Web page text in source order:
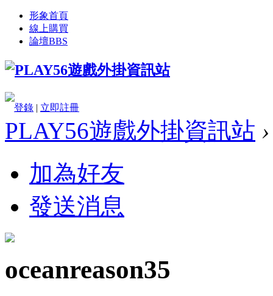
形象首頁
線上購買
論壇BBS
登錄 | 立即註冊
PLAY56遊戲外掛資訊站 ›
加為好友
發送消息
oceanreason35